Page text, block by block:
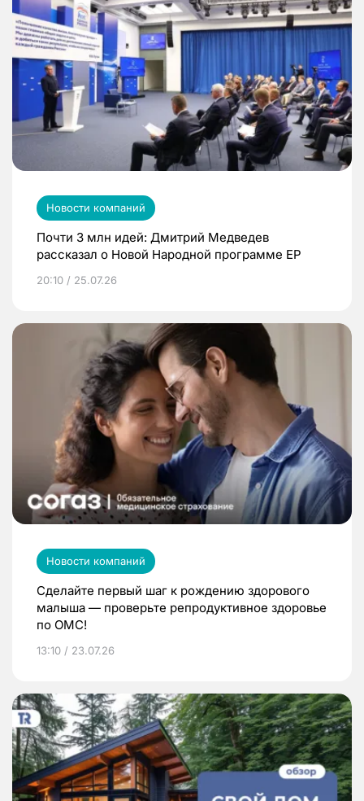
Новости компаний
Почти 3 млн идей: Дмитрий Медведев
рассказал о Новой Народной программе ЕР
20:10 / 25.07.26
Новости компаний
Сделайте первый шаг к рождению здорового
малыша — проверьте репродуктивное здоровье
по ОМС!
13:10 / 23.07.26